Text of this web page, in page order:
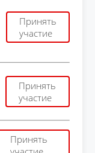
Принять
участие
Принять
участие
Принять